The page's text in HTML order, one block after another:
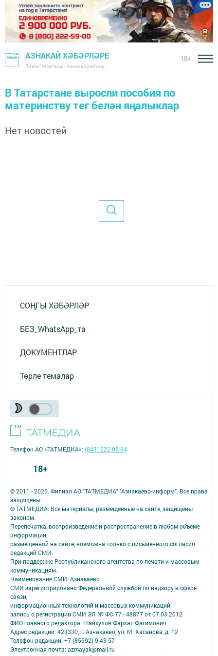
АЗНАКАЙ ХӘБӘРЛӘРЕ
"Маяк" газетасы - Азнакай районы
18+
В Татарстане выросли пособия по
материнству тег белән яңалыклар
Нет новостей
СОҢГЫ ХӘБӘРЛӘР
БЕЗ_WhatsApp_та
ДОКУМЕНТЛАР
Төрле темалар
© 2011 - 2026. Филиал АО "ТАТМЕДИА" "Азнакаево-информ". Все права
защищены.
© ТАТМЕДИА. Все материалы, размещенные на сайте, защищены
законом.
Перепечатка, воспроизведение и распространение в любом объеме
информации,
размещенной на сайте, возможна только с письменного согласия
редакций СМИ.
При поддержке Республиканского агентства по печати и массовым
коммуникациям.
Наименование СМИ: Азнакаево
СМИ зарегистрировано Федеральной службой по надзору в сфере
связи,
информационных технологий и массовых коммуникаций
запись о регистрации СМИ ЭЛ № ФС 77 - 48877 от 07.03.2012
ФИО главного редактора: Шайхулов Фархат Фагимович
Адрес редакции: 423330, г. Азнакаево, ул. М. Хасанова, д. 12
Телефон редакции: +7 (85592) 9-43-57
Электронная почта: azmayak@mail.ru
Телефон АО «ТАТМЕДИА»:(843) 222 09 84
18+